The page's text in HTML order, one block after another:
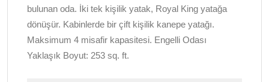
bulunan oda. İki tek kişilik yatak, Royal King yatağa
dönüşür. Kabinlerde bir çift kişilik kanepe yatağı.
Maksimum 4 misafir kapasitesi. Engelli Odası
Yaklaşık Boyut: 253 sq. ft.